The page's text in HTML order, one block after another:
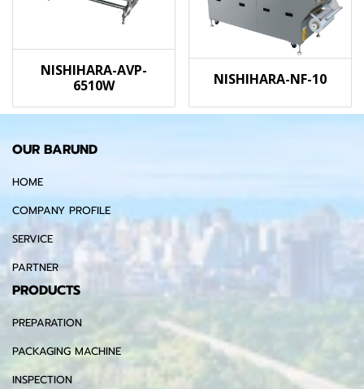
NISHIHARA-AVP-
6510W
NISHIHARA-NF-10
OUR BARUND
HOME
COMPANY PROFILE
SERVICE
PARTNER
PRODUCTS
PREPARATION
PACKAGING MACHINE
INSPECTION